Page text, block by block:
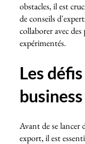
obstacles, il est
de conseils
collaborer avec des
expérimentés.
Les
Avant de se lancer
export, il est